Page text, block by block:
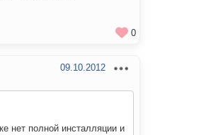
0
09.10.2012
нет полной инсталляции и